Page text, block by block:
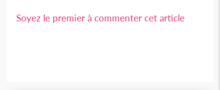
Soyez le premier à commenter cet article